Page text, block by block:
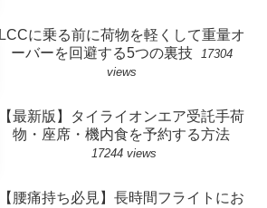
LCCに乗る前に荷物を軽くして重量オ
ーバーを回避する5つの裏技
17304
views
【最新版】タイライオンエア受託手荷
物・座席・機内食を予約する方法
17244 views
【腰痛持ち必見】長時間フライトにお